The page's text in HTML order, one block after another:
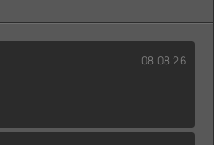
08.08.26